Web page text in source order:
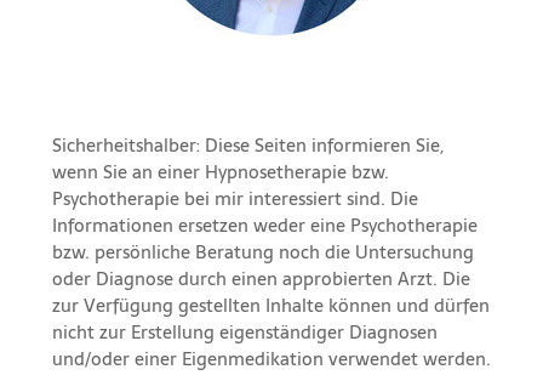
Sicherheitshalber: Diese Seiten informieren Sie,
wenn Sie an einer Hypnosetherapie bzw.
Psychotherapie bei mir interessiert sind. Die
Informationen ersetzen weder eine Psychotherapie
bzw. persönliche Beratung noch die Untersuchung
oder Diagnose durch einen approbierten Arzt. Die
zur Verfügung gestellten Inhalte können und dürfen
nicht zur Erstellung eigenständiger Diagnosen
und/oder einer Eigenmedikation verwendet werden.